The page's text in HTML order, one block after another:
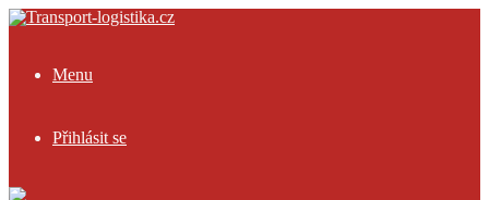
Menu
Přihlásit se